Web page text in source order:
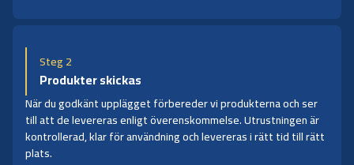
Steg 2
Produkter skickas
När du godkänt upplägget förbereder vi produkterna och ser
till att de levereras enligt överenskommelse. Utrustningen är
kontrollerad, klar för användning och levereras i rätt tid till rätt
plats.